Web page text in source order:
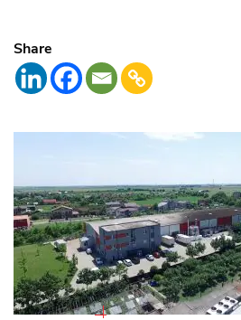
Share